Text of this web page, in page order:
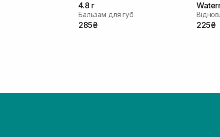
4.8 г
Бальзам для губ
285₴ 225₴